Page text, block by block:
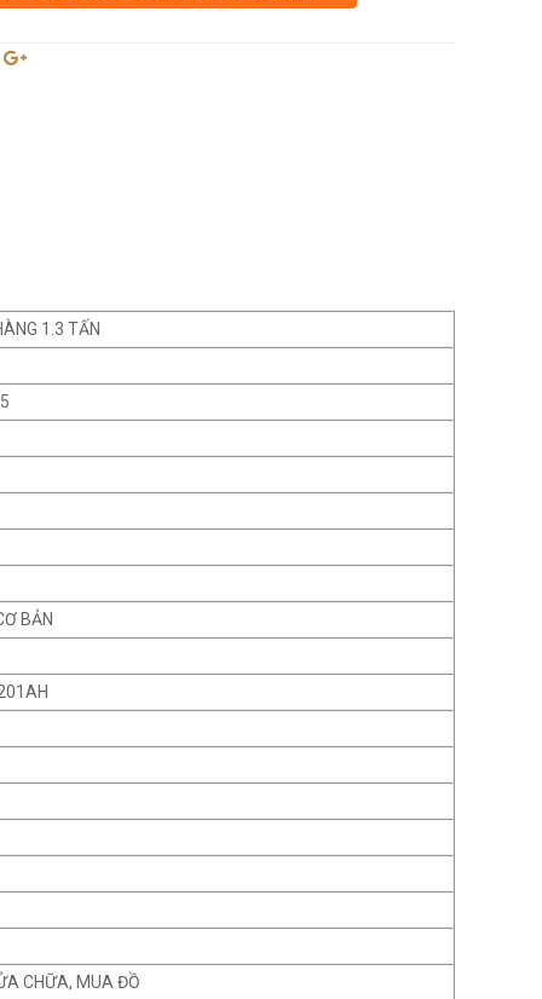
1.3 TẤN
BẢN
CHỮA, MUA ĐỒ